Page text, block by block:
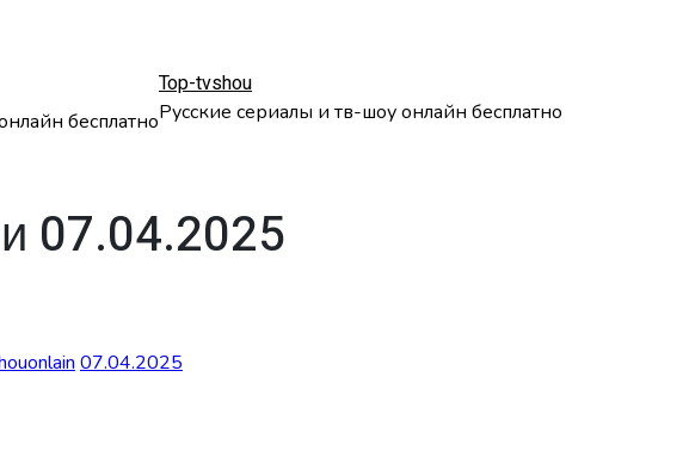
бесплатно
Top-tvshou
Русские сериалы и тв-шоу онлайн бесплатно
07.04.2025
07.04.2025